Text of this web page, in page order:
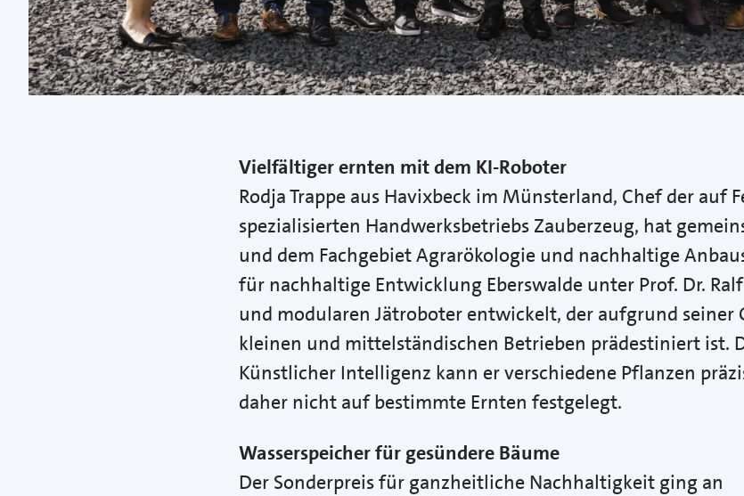
Vielfältiger ernten mit dem KI-Roboter
Rodja Trappe aus Havixbeck im Münsterland, Chef der auf
spezialisierten Handwerksbetriebs Zauberzeug, hat
und dem Fachgebiet Agrarökologie und nachhaltige
für nachhaltige Entwicklung Eberswalde unter Prof. Dr.
und modularen Jätroboter entwickelt, der aufgrund seiner
kleinen und mittelständischen Betrieben prädestiniert ist.
Künstlicher Intelligenz kann er verschiedene Pflanzen
daher nicht auf bestimmte Ernten festgelegt.
Wasserspeicher für gesündere Bäume
Der Sonderpreis für ganzheitliche Nachhaltigkeit ging an